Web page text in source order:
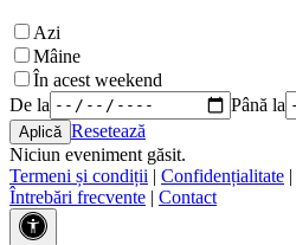
Azi
Mâine
În acest weekend
De la
Până la
Resetează
Niciun eveniment găsit.
Termeni și condiții | Confidențialitate |
Întrebări frecvente | Contact